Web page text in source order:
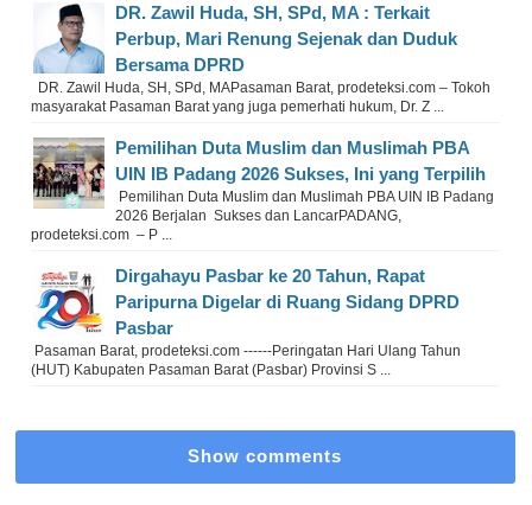
DR. Zawil Huda, SH, SPd, MA : Terkait
Perbup, Mari Renung Sejenak dan Duduk
Bersama DPRD
DR. Zawil Huda, SH, SPd, MAPasaman Barat, prodeteksi.com – Tokoh
masyarakat Pasaman Barat yang juga pemerhati hukum, Dr. Z ...
Pemilihan Duta Muslim dan Muslimah PBA
UIN IB Padang 2026 Sukses, Ini yang Terpilih
Pemilihan Duta Muslim dan Muslimah PBA UIN IB Padang
2026 Berjalan Sukses dan LancarPADANG,
prodeteksi.com – P ...
Dirgahayu Pasbar ke 20 Tahun, Rapat
Paripurna Digelar di Ruang Sidang DPRD
Pasbar
Pasaman Barat, prodeteksi.com ------Peringatan Hari Ulang Tahun
(HUT) Kabupaten Pasaman Barat (Pasbar) Provinsi S ...
Show comments